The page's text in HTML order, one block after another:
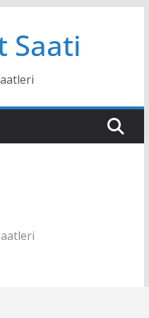
Saati